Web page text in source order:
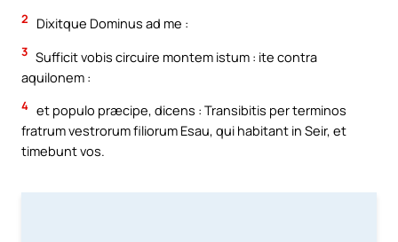
2 Dixitque Dominus ad me :
3 Sufficit vobis circuire montem istum : ite contra
aquilonem :
4 et populo præcipe, dicens : Transibitis per terminos
fratrum vestrorum filiorum Esau, qui habitant in Seir, et
timebunt vos.